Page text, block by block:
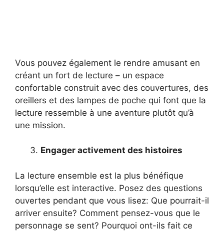
Vous pouvez également le rendre amusant en
créant un fort de lecture – un espace
confortable construit avec des couvertures, des
oreillers et des lampes de poche qui font que la
lecture ressemble à une aventure plutôt qu’à
une mission.
Engager activement des histoires
La lecture ensemble est la plus bénéfique
lorsqu’elle est interactive. Posez des questions
ouvertes pendant que vous lisez: Que pourrait-il
arriver ensuite? Comment pensez-vous que le
personnage se sent? Pourquoi ont-ils fait ce